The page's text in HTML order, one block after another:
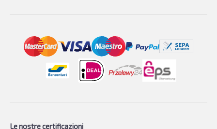
Le nostre certificazioni